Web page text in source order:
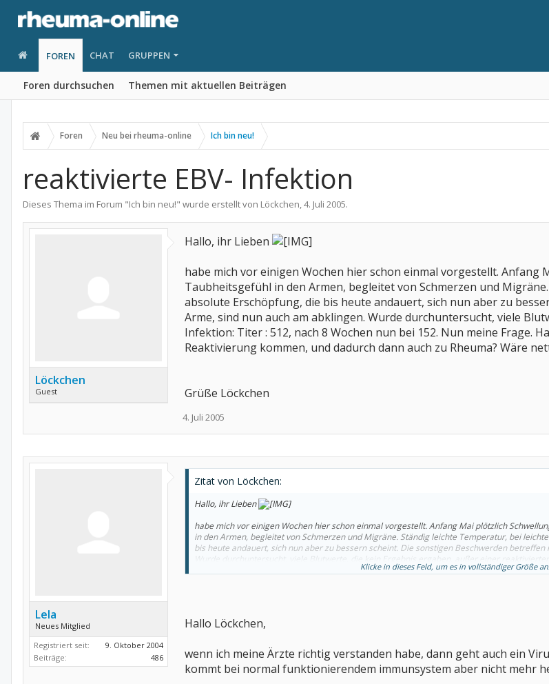
FOREN
Foren durchsuchen Themen mit aktuellen Beiträgen
CHAT GRUPPEN
Foren Neu bei rheuma-online Ich bin neu!
reaktivierte EBV- Infektion
Dieses Thema im Forum "Ich bin neu!" wurde erstellt von Löckchen,4. Juli 2005.
Löckchen
Guest
Hallo, ihr Lieben
habe mich vor einigen Wochen hier schon einmal vorgestellt. Anfang
Taubheitsgefühl in den Armen, begleitet von Schmerzen und
absolute Erschöpfung, die bis heute andauert, sich nun aber zu
Arme, sind nun auch am abklingen. Wurde durchuntersucht, viele
Infektion: Titer : 512, nach 8 Wochen nun bei 152. Nun meine Frage.
Reaktivierung kommen, und dadurch dann auch zu Rheuma? Wäre
Grüße Löckchen
4. Juli 2005
Lela
Neues Mitglied
Registriert seit:
9. Oktober 2004
Beiträge:
486
Zitat von Löckchen:
Hallo, ihr Lieben
habe mich vor einigen Wochen hier schon einmal vorgestellt. Anfang Mai plötzlich
in den Armen, begleitet von Schmerzen und Migräne. Ständig leichte Temperatur, bei
bis heute andauert, sich nun aber zu bessern scheint. Die sonstigen Beschwerden
Wurde durchuntersucht, viele Blutwerte, die kein Ergebnis ergaben, außer einer
152. Nun meine Frage. Hat einer von euch Erfahrungen mit EBV? Kann es öfter zu einer
Klicke in dieses Feld, um es in vollständiger Größe
Hallo Löckchen,
wenn ich meine Ärzte richtig verstanden habe, dann geht auch ein
kommt bei normal funktionierendem immunsystem aber nicht mehr